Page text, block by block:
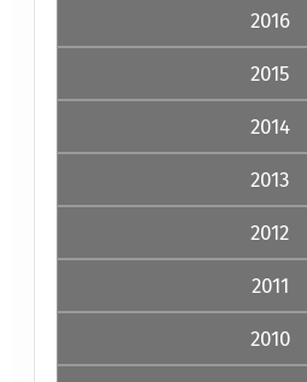
2016
2015
2014
2013
2012
2011
2010